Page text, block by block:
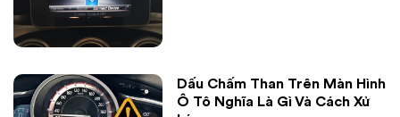
Dấu Chấm Than Trên Màn Hình
Ô Tô Nghĩa Là Gì Và Cách Xử